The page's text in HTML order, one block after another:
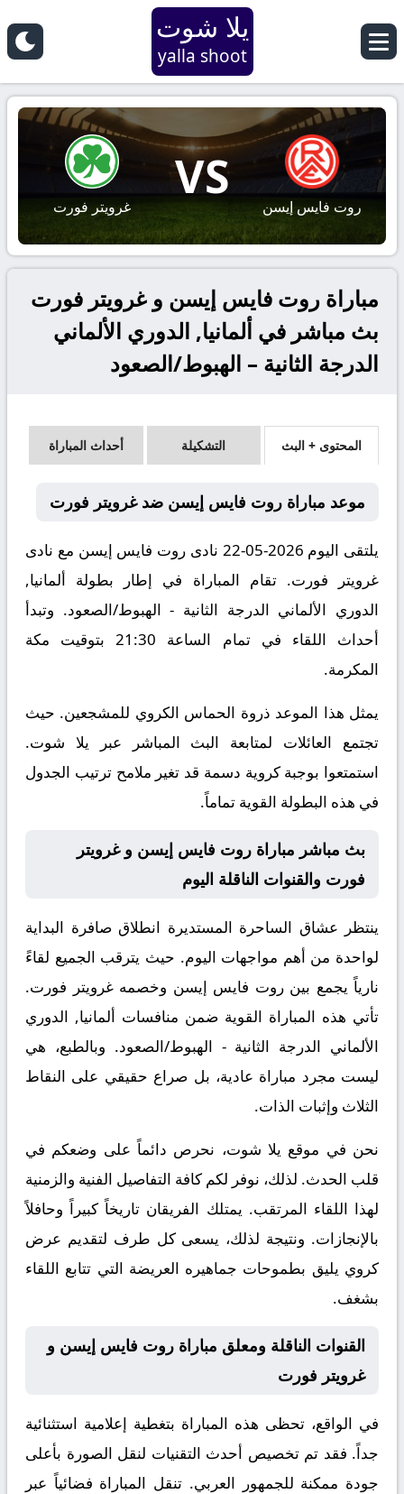
يلا شوت
yalla shoot
روت فايس إيسن
VS
غرويتر فورت
مباراة روت فايس إيسن و غرويتر فورت
بث مباشر في ألمانيا, الدوري الألماني
الدرجة الثانية – الهبوط/الصعود
المحتوى + البث التشكيلة أحداث المباراة
موعد مباراة روت فايس إيسن ضد غرويتر فورت
يلتقى اليوم 2026-05-22 نادى روت فايس إيسن مع نادى
غرويتر فورت. تقام المباراة في إطار بطولة ألمانيا,
الدوري الألماني الدرجة الثانية - الهبوط/الصعود. وتبدأ
أحداث اللقاء في تمام الساعة 21:30 بتوقيت مكة
المكرمة.
يمثل هذا الموعد ذروة الحماس الكروي للمشجعين. حيث
تجتمع العائلات لمتابعة البث المباشر عبر يلا شوت.
استمتعوا بوجبة كروية دسمة قد تغير ملامح ترتيب الجدول
في هذه البطولة القوية تماماً.
بث مباشر مباراة روت فايس إيسن و غرويتر
فورت والقنوات الناقلة اليوم
ينتظر عشاق الساحرة المستديرة انطلاق صافرة البداية
لواحدة من أهم مواجهات اليوم. حيث يترقب الجميع لقاءً
نارياً يجمع بينروت فايس إيسن وخصمهغرويتر فورت.
تأتي هذه المباراة القوية ضمن منافسات ألمانيا, الدوري
الألماني الدرجة الثانية - الهبوط/الصعود. وبالطبع، هي
ليست مجرد مباراة عادية، بل صراع حقيقي على النقاط
الثلاث وإثبات الذات.
نحن في موقع يلا شوت، نحرص دائماً على وضعكم في
قلب الحدث. لذلك، نوفر لكم كافة التفاصيل الفنية والزمنية
لهذا اللقاء المرتقب. يمتلك الفريقان تاريخاً كبيراً وحافلاً
بالإنجازات. ونتيجة لذلك، يسعى كل طرف لتقديم عرض
كروي يليق بطموحات جماهيره العريضة التي تتابع اللقاء
بشغف.
القنوات الناقلة ومعلق مباراة روت فايس إيسن و
غرويتر فورت
في الواقع، تحظى هذه المباراة بتغطية إعلامية استثنائية
جداً. فقد تم تخصيص أحدث التقنيات لنقل الصورة بأعلى
جودة ممكنة للجمهور العربي. تنقل المباراة فضائياً عبر